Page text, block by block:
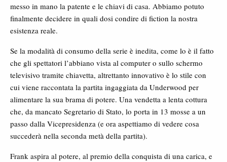
messo in mano la patente e le chiavi di casa. Abbiamo potuto
finalmente decidere in quali dosi condire di fiction la nostra
esistenza reale.
Se la modalità di consumo della serie è inedita, come lo è il fatto
che gli spettatori l’abbiano vista al computer o sullo schermo
televisivo tramite chiavetta, altrettanto innovativo è lo stile con
cui viene raccontata la partita ingaggiata da Underwood per
alimentare la sua brama di potere. Una vendetta a lenta cottura
che, da mancato Segretario di Stato, lo porta in 13 mosse a un
passo dalla Vicepresidenza (e ora aspettiamo di vedere cosa
succederà nella seconda metà della partita).
Frank aspira al potere, al premio della conquista di una carica, e